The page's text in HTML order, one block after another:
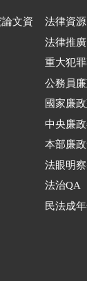
文資
法律資源
法律推廣
重大犯
公務員
國家廉
中央廉
本部廉
法眼明
法治QA
民法成